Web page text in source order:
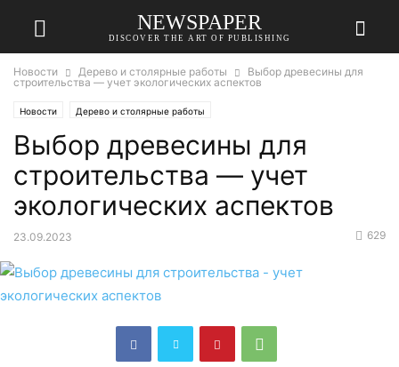
NEWSPAPER
DISCOVER THE ART OF PUBLISHING
Новости Дерево и столярные работы
Выбор древесины для
строительства — учет экологических аспектов
Новости Дерево и столярные работы
Выбор древесины для
строительства — учет
экологических аспектов
23.09.2023 629